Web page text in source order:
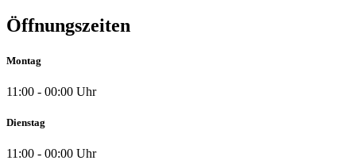
Öffnungszeiten
Montag
11:00 - 00:00 Uhr
Dienstag
11:00 - 00:00 Uhr